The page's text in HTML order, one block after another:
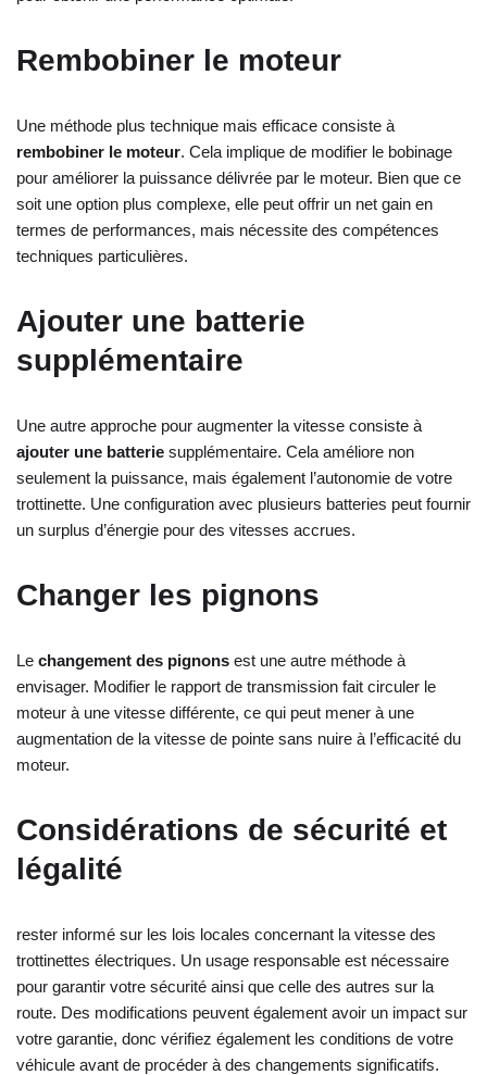
Rembobiner le moteur
Une méthode plus technique mais efficace consiste à
rembobiner le moteur. Cela implique de modifier le bobinage
pour améliorer la puissance délivrée par le moteur. Bien que ce
soit une option plus complexe, elle peut offrir un net gain en
termes de performances, mais nécessite des compétences
techniques particulières.
Ajouter une batterie
supplémentaire
Une autre approche pour augmenter la vitesse consiste à
ajouter une batterie supplémentaire. Cela améliore non
seulement la puissance, mais également l’autonomie de votre
trottinette. Une configuration avec plusieurs batteries peut fournir
un surplus d’énergie pour des vitesses accrues.
Changer les pignons
Le changement des pignons est une autre méthode à
envisager. Modifier le rapport de transmission fait circuler le
moteur à une vitesse différente, ce qui peut mener à une
augmentation de la vitesse de pointe sans nuire à l’efficacité du
moteur.
Considérations de sécurité et
légalité
rester informé sur les lois locales concernant la vitesse des
trottinettes électriques. Un usage responsable est nécessaire
pour garantir votre sécurité ainsi que celle des autres sur la
route. Des modifications peuvent également avoir un impact sur
votre garantie, donc vérifiez également les conditions de votre
véhicule avant de procéder à des changements significatifs.